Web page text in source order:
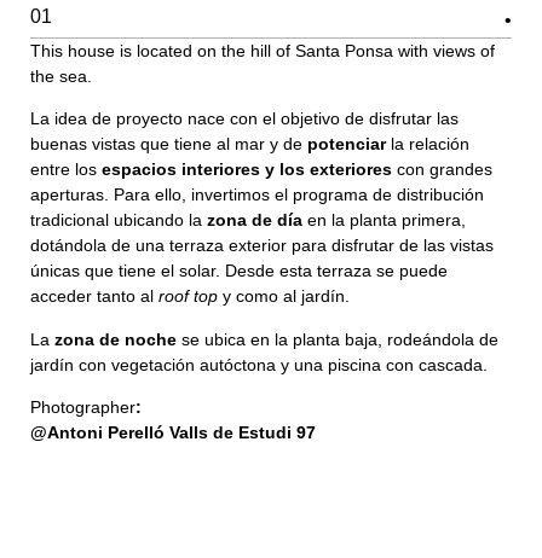
01
This house is located on the hill of Santa Ponsa with views of
the sea.
La idea de proyecto nace con el objetivo de disfrutar las
buenas vistas que tiene al mar y de potenciarla relación
entre los espacios interiores y los exteriores con grandes
aperturas. Para ello, invertimos el programa de distribución
tradicional ubicando la zona de día en la planta primera,
dotándola de una terraza exterior para disfrutar de las vistas
únicas que tiene el solar. Desde esta terraza se puede
acceder tanto al roof top y como al jardín.
La zona de noche se ubica en la planta baja, rodeándola de
jardín con vegetación autóctona y una piscina con cascada.
Photographer:
@Antoni Perelló Valls de Estudi 97